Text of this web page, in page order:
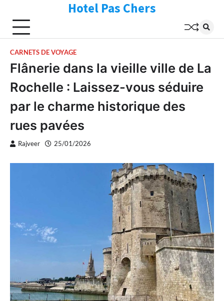
content
Hotel Pas Chers
CARNETS DE VOYAGE
Flânerie dans la vieille ville de La
Rochelle : Laissez-vous séduire
par le charme historique des
rues pavées
Rajveer 25/01/2026